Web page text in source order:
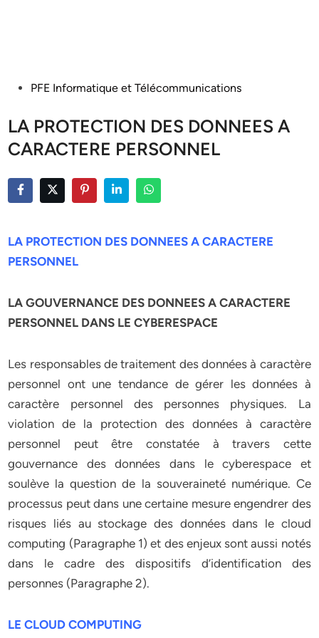
PostedPFE Informatique et Télécommunications
LA PROTECTION DES DONNEES A
CARACTERE PERSONNEL
LA PROTECTION DES DONNEES A CARACTERE
PERSONNEL
LA GOUVERNANCE DES DONNEES A CARACTERE
PERSONNEL DANS LE CYBERESPACE
Les responsables de traitement des données à caractère
personnel ont une tendance de gérer les données à
caractère personnel des personnes physiques. La
violation de la protection des données à caractère
personnel peut être constatée à travers cette
gouvernance des données dans le cyberespace et
soulève la question de la souveraineté numérique. Ce
processus peut dans une certaine mesure engendrer des
risques liés au stockage des données dans le cloud
computing (Paragraphe 1) et des enjeux sont aussi notés
dans le cadre des dispositifs d’identification des
personnes (Paragraphe 2).
LE CLOUD COMPUTING